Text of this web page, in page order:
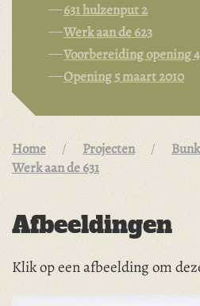
631 hulzenput 2
Werk aan de 623
Voorbereiding opening
Opening 5 maart 2010
Home Projecten
Werk aan de 631
Afbeeldingen
Klik op een afbeelding om